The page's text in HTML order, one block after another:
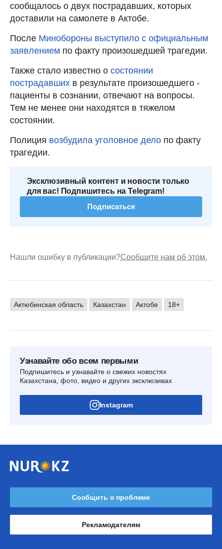
сообщалось о двух пострадавших, которых
доставили на самолете в Актобе.
После Минобороны выступило с официальным
заявлением по факту произошедшей трагедии.
Также стало известно о состоянии
пострадавших в результате произошедшего -
пациенты в сознании, отвечают на вопросы.
Тем не менее они находятся в тяжелом
состоянии.
Полиция возбудила уголовное дело по факту
трагедии.
Эксклюзивный контент и новости только
для вас! Подпишитесь на Telegram!
Подписаться
Нашли ошибку в публикации?Сообщите нам об этом.
Актюбинская область Казахстан Актобе 18+
Узнавайте обо всем первыми
Подпишитесь и узнавайте о свежих новостях
Казахстана, фото, видео и других эксклюзивах
Instagram
Сообщить о проблеме
Рекламодателям